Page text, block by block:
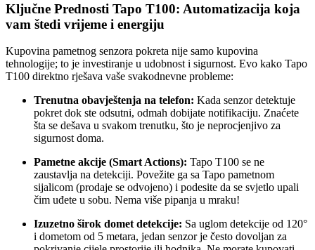
Ključne Prednosti Tapo T100: Automatizacija koja
vam štedi vrijeme i energiju
Kupovina pametnog senzora pokreta nije samo kupovina
tehnologije; to je investiranje u udobnost i sigurnost. Evo kako Tapo
T100 direktno rješava vaše svakodnevne probleme:
Trenutna obavještenja na telefon: Kada senzor detektuje
pokret dok ste odsutni, odmah dobijate notifikaciju. Znaćete
šta se dešava u svakom trenutku, što je neprocjenjivo za
sigurnost doma.
Pametne akcije (Smart Actions): Tapo T100 se ne
zaustavlja na detekciji. Povežite ga sa Tapo pametnom
sijalicom (prodaje se odvojeno) i podesite da se svjetlo upali
čim uđete u sobu. Nema više pipanja u mraku!
Izuzetno širok domet detekcije: Sa uglom detekcije od 120°
i dometom od 5 metara, jedan senzor je često dovoljan za